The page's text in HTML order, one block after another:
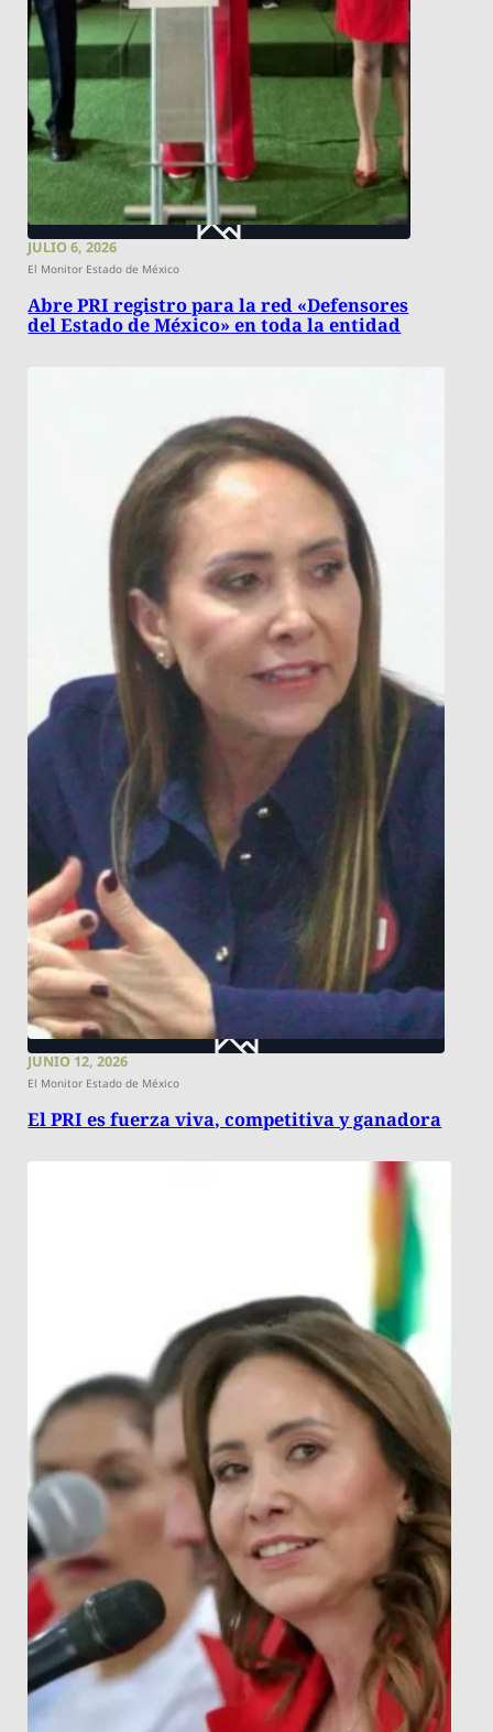
JULIO 6, 2026
El Monitor Estado de México
Abre PRI registro para la red «Defensores
del Estado de México» en toda la entidad
JUNIO 12, 2026
El Monitor Estado de México
El PRI es fuerza viva, competitiva y ganadora